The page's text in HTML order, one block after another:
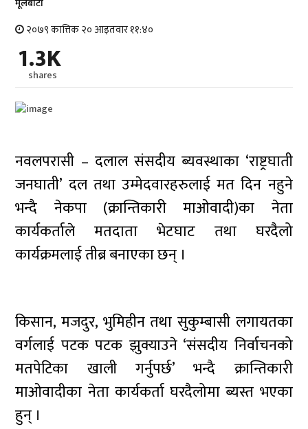
२०७९ कात्तिक २० आइतवार ११:४०
1.3K
shares
नवलपरासी – दलाल संसदीय ब्यवस्थाका ‘राष्ट्रघाती
जनघाती’ दल तथा उम्मेदवारहरुलाई मत दिन नहुने
भन्दै नेकपा (क्रान्तिकारी माओवादी)का नेता
कार्यकर्ताले मतदाता भेटघाट तथा घरदैलो
कार्यक्रमलाई तीब्र बनाएका छन् ।
किसान, मजदुर, भुमिहीन तथा सुकुम्बासी लगायतका
वर्गलाई पटक पटक झुक्याउने ‘संसदीय निर्वाचनको
मतपेटिका खाली गर्नुपर्छ’ भन्दै क्रान्तिकारी
माओवादीका नेता कार्यकर्ता घरदैलोमा ब्यस्त भएका
हुन् ।